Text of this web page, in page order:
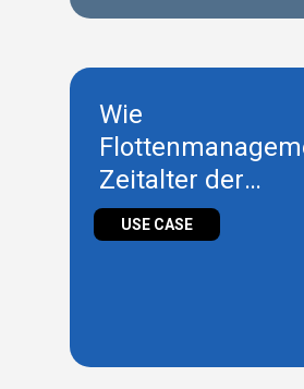
Wie
Zeitalter der
Digitalisierung die
Effizienz,
und Rentabilität
USE CASE